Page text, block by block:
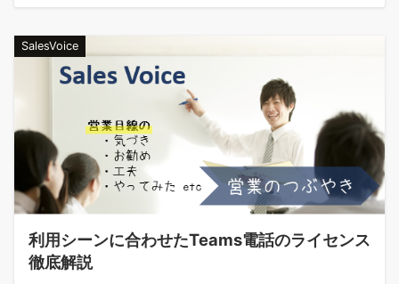
SalesVoice
利用シーンに合わせたTeams電話のライセンス
徹底解説